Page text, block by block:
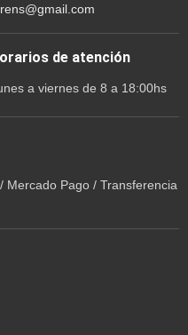
de atención
a viernes de 8 a 18:00hs
Mercado Pago / Transferencia